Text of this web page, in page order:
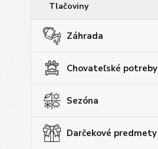
Tlačoviny
Záhrada
Chovateľské potreby
Sezóna
Darčekové predmety